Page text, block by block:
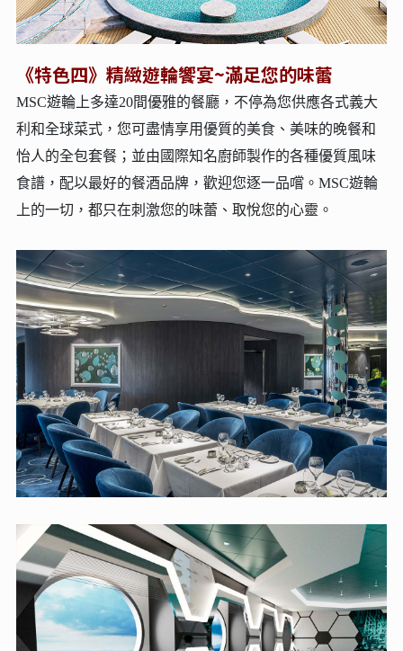
《特色四》精緻遊輪饗宴~滿足您的味蕾
MSC遊輪上多達20間優雅的餐廳，不停為您供應各式義大
利和全球菜式，您可盡情享用優質的美食、美味的晚餐和
怡人的全包套餐；並由國際知名廚師製作的各種優質風味
食譜，配以最好的餐酒品牌，歡迎您逐一品嚐。MSC遊輪
上的一切，都只在刺激您的味蕾、取悅您的心靈。